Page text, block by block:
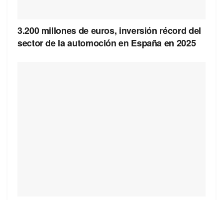
3.200 millones de euros, inversión récord del
sector de la automoción en España en 2025